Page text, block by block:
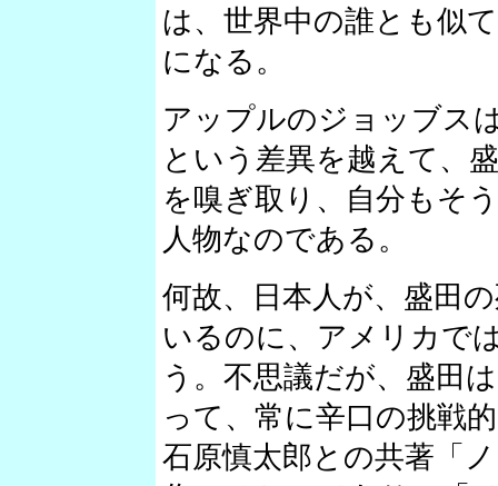
は、世界中の誰とも似
になる。
アップルのジョッブス
という差異を越えて、
を嗅ぎ取り、自分もそ
人物なのである。
何故、日本人が、盛田
いるのに、アメリカで
う。不思議だが、盛田
って、常に辛口の挑戦
石原慎太郎との共著「